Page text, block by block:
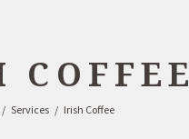
COFFEE
Services Irish Coffee